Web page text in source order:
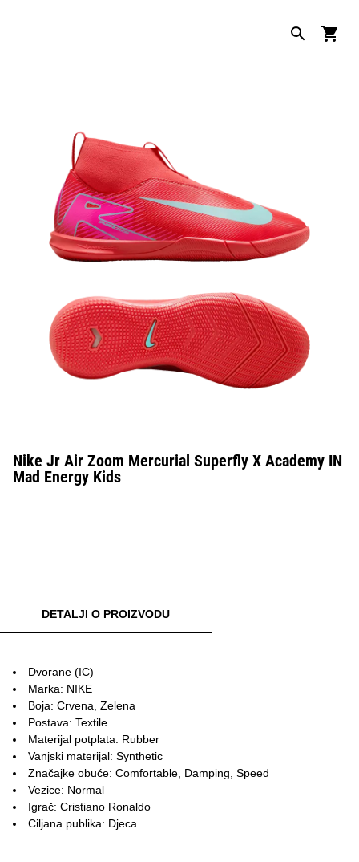
Nike Jr Air Zoom Mercurial Superfly X Academy IN
Mad Energy Kids
DETALJI O PROIZVODU
Dvorane (IC)
Marka: NIKE
Boja: Crvena, Zelena
Postava: Textile
Materijal potplata: Rubber
Vanjski materijal: Synthetic
Značajke obuće: Comfortable, Damping, Speed
Vezice: Normal
Igrač: Cristiano Ronaldo
Ciljana publika: Djeca